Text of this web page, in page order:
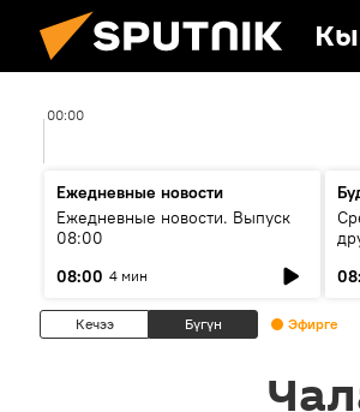
00:00
Ежедневные новости
Ежедневные новости. Выпуск
08:00
08:00 4 мин
Кечээ Бүгүн Эфирге